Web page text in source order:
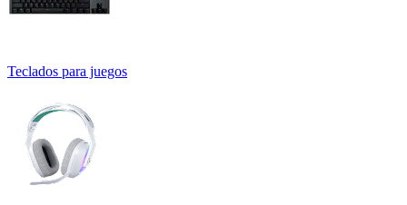
Teclados para juegos